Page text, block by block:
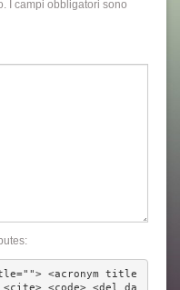
I campi obbligatori sono
<acronym title